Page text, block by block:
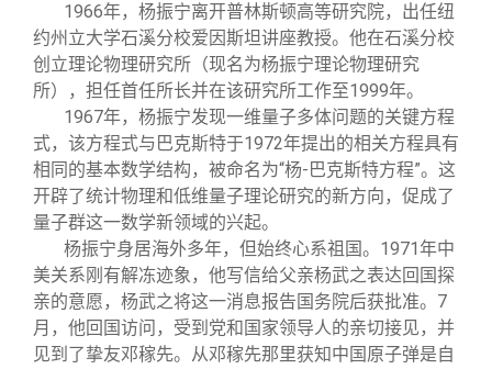
1966年，杨振宁离开普林斯顿高等研究院，出任纽
约州立大学石溪分校爱因斯坦讲座教授。他在石溪分校
创立理论物理研究所（现名为杨振宁理论物理研究
所），担任首任所长并在该研究所工作至1999年。
1967年，杨振宁发现一维量子多体问题的关键方程
式，该方程式与巴克斯特于1972年提出的相关方程具有
相同的基本数学结构，被命名为“杨-巴克斯特方程”。这
开辟了统计物理和低维量子理论研究的新方向，促成了
量子群这一数学新领域的兴起。
杨振宁身居海外多年，但始终心系祖国。1971年中
美关系刚有解冻迹象，他写信给父亲杨武之表达回国探
亲的意愿，杨武之将这一消息报告国务院后获批准。7
月，他回国访问，受到党和国家领导人的亲切接见，并
见到了挚友邓稼先。从邓稼先那里获知中国原子弹是自